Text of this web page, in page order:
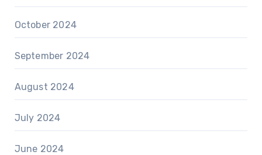
October 2024
September 2024
August 2024
July 2024
June 2024